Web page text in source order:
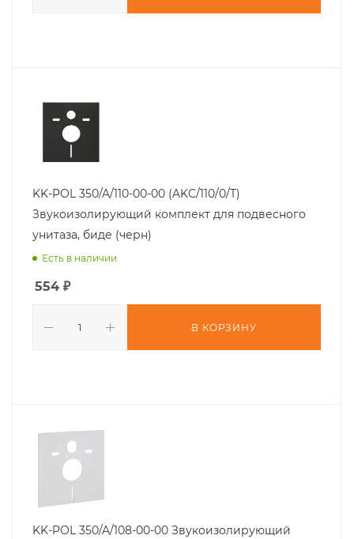
KK-POL 350/A/110-00-00 (AKC/110/0/T)
Звукоизолирующий комплект для подвесного
унитаза, биде (черн)
Есть в наличии
554 ₽
В КОРЗИНУ
KK-POL 350/A/108-00-00 Звукоизолирующий